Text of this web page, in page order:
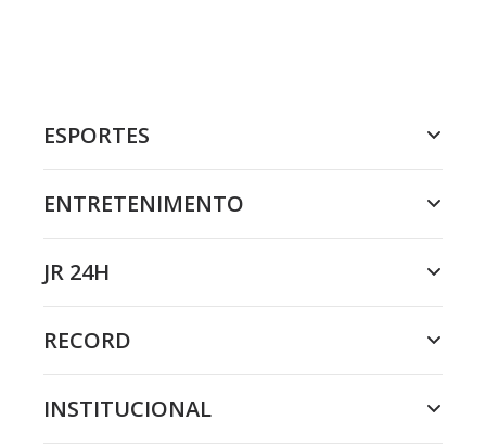
ESPORTES
ENTRETENIMENTO
JR 24H
RECORD
INSTITUCIONAL